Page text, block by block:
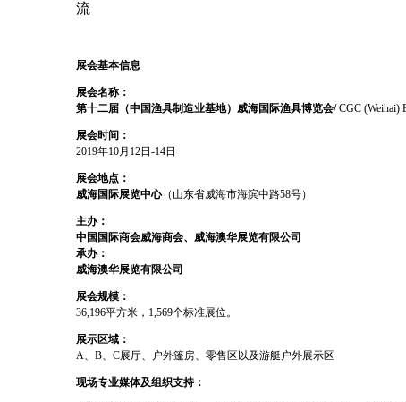
流
展会基本信息
展会名称：
第十二届（中国渔具制造业基地）威海国际渔具博览会/CGC (Weihai)
展会时间：
2019年10月12日-14日
展会地点：
威海国际展览中心（山东省威海市海滨中路58号）
主办：
中国国际商会威海商会、威海澳华展览有限公司
承办：
威海澳华展览有限公司
展会规模：
36,196平方米，1,569个标准展位。
展示区域：
A、B、C展厅、户外篷房、零售区以及游艇户外展示区
现场专业媒体及组织支持：